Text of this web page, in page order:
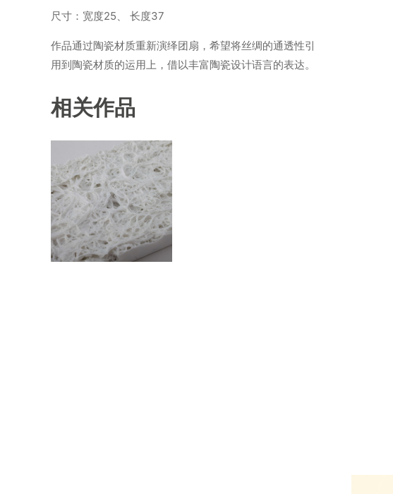
尺寸：宽度25、 长度37
作品通过陶瓷材质重新演绎团扇，希望将丝绸的通透性引
用到陶瓷材质的运用上，借以丰富陶瓷设计语言的表达。
相关作品